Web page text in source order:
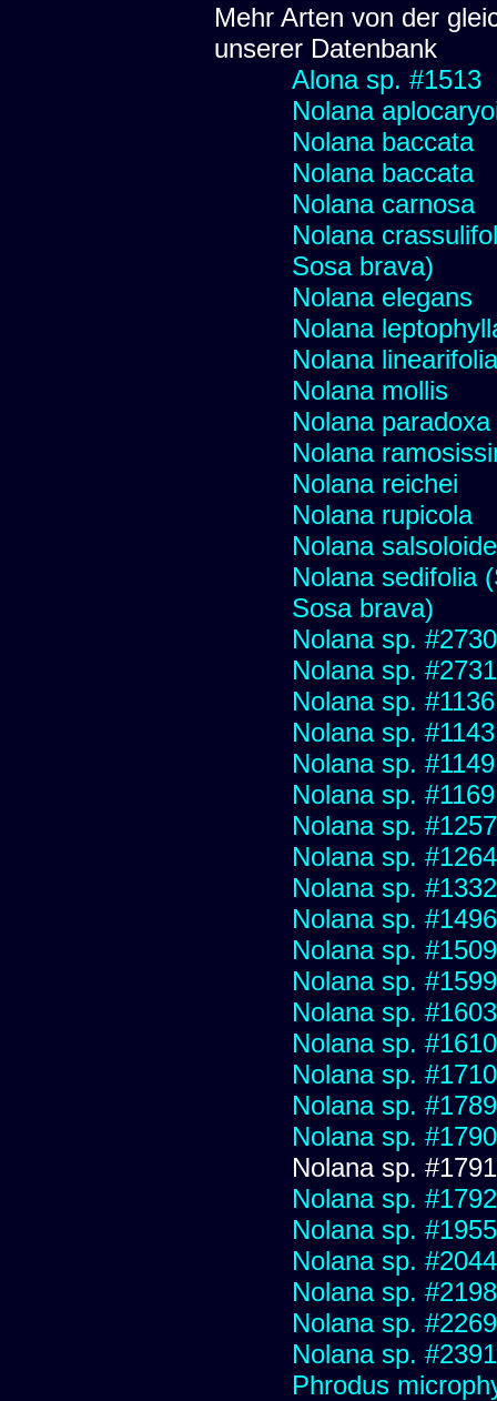
Mehr Arten von der
unserer Datenbank
Alona sp. #1513
Nolana
Nolana baccata
Nolana baccata
Nolana carnosa
Nolana
Sosa brava)
Nolana elegans
Nolana
Nolana linearifolia
Nolana mollis
Nolana paradoxa
Nolana
Nolana reichei
Nolana rupicola
Nolana
Nolana sedifolia
Sosa brava)
Nolana sp.
Nolana sp. #2731
Nolana sp. #1136
Nolana sp. #1143
Nolana sp. #1149
Nolana sp. #1169
Nolana sp. #1257
Nolana sp. #1264
Nolana sp. #1332
Nolana sp. #1496
Nolana sp. #1509
Nolana sp. #1599
Nolana sp. #1603
Nolana sp. #1610
Nolana sp. #1710
Nolana sp. #1789
Nolana sp. #1790
Nolana sp. #1791
Nolana sp. #1792
Nolana sp. #1955
Nolana sp. #2044
Nolana sp. #2198
Nolana sp.
Nolana sp. #2391
Phrodus